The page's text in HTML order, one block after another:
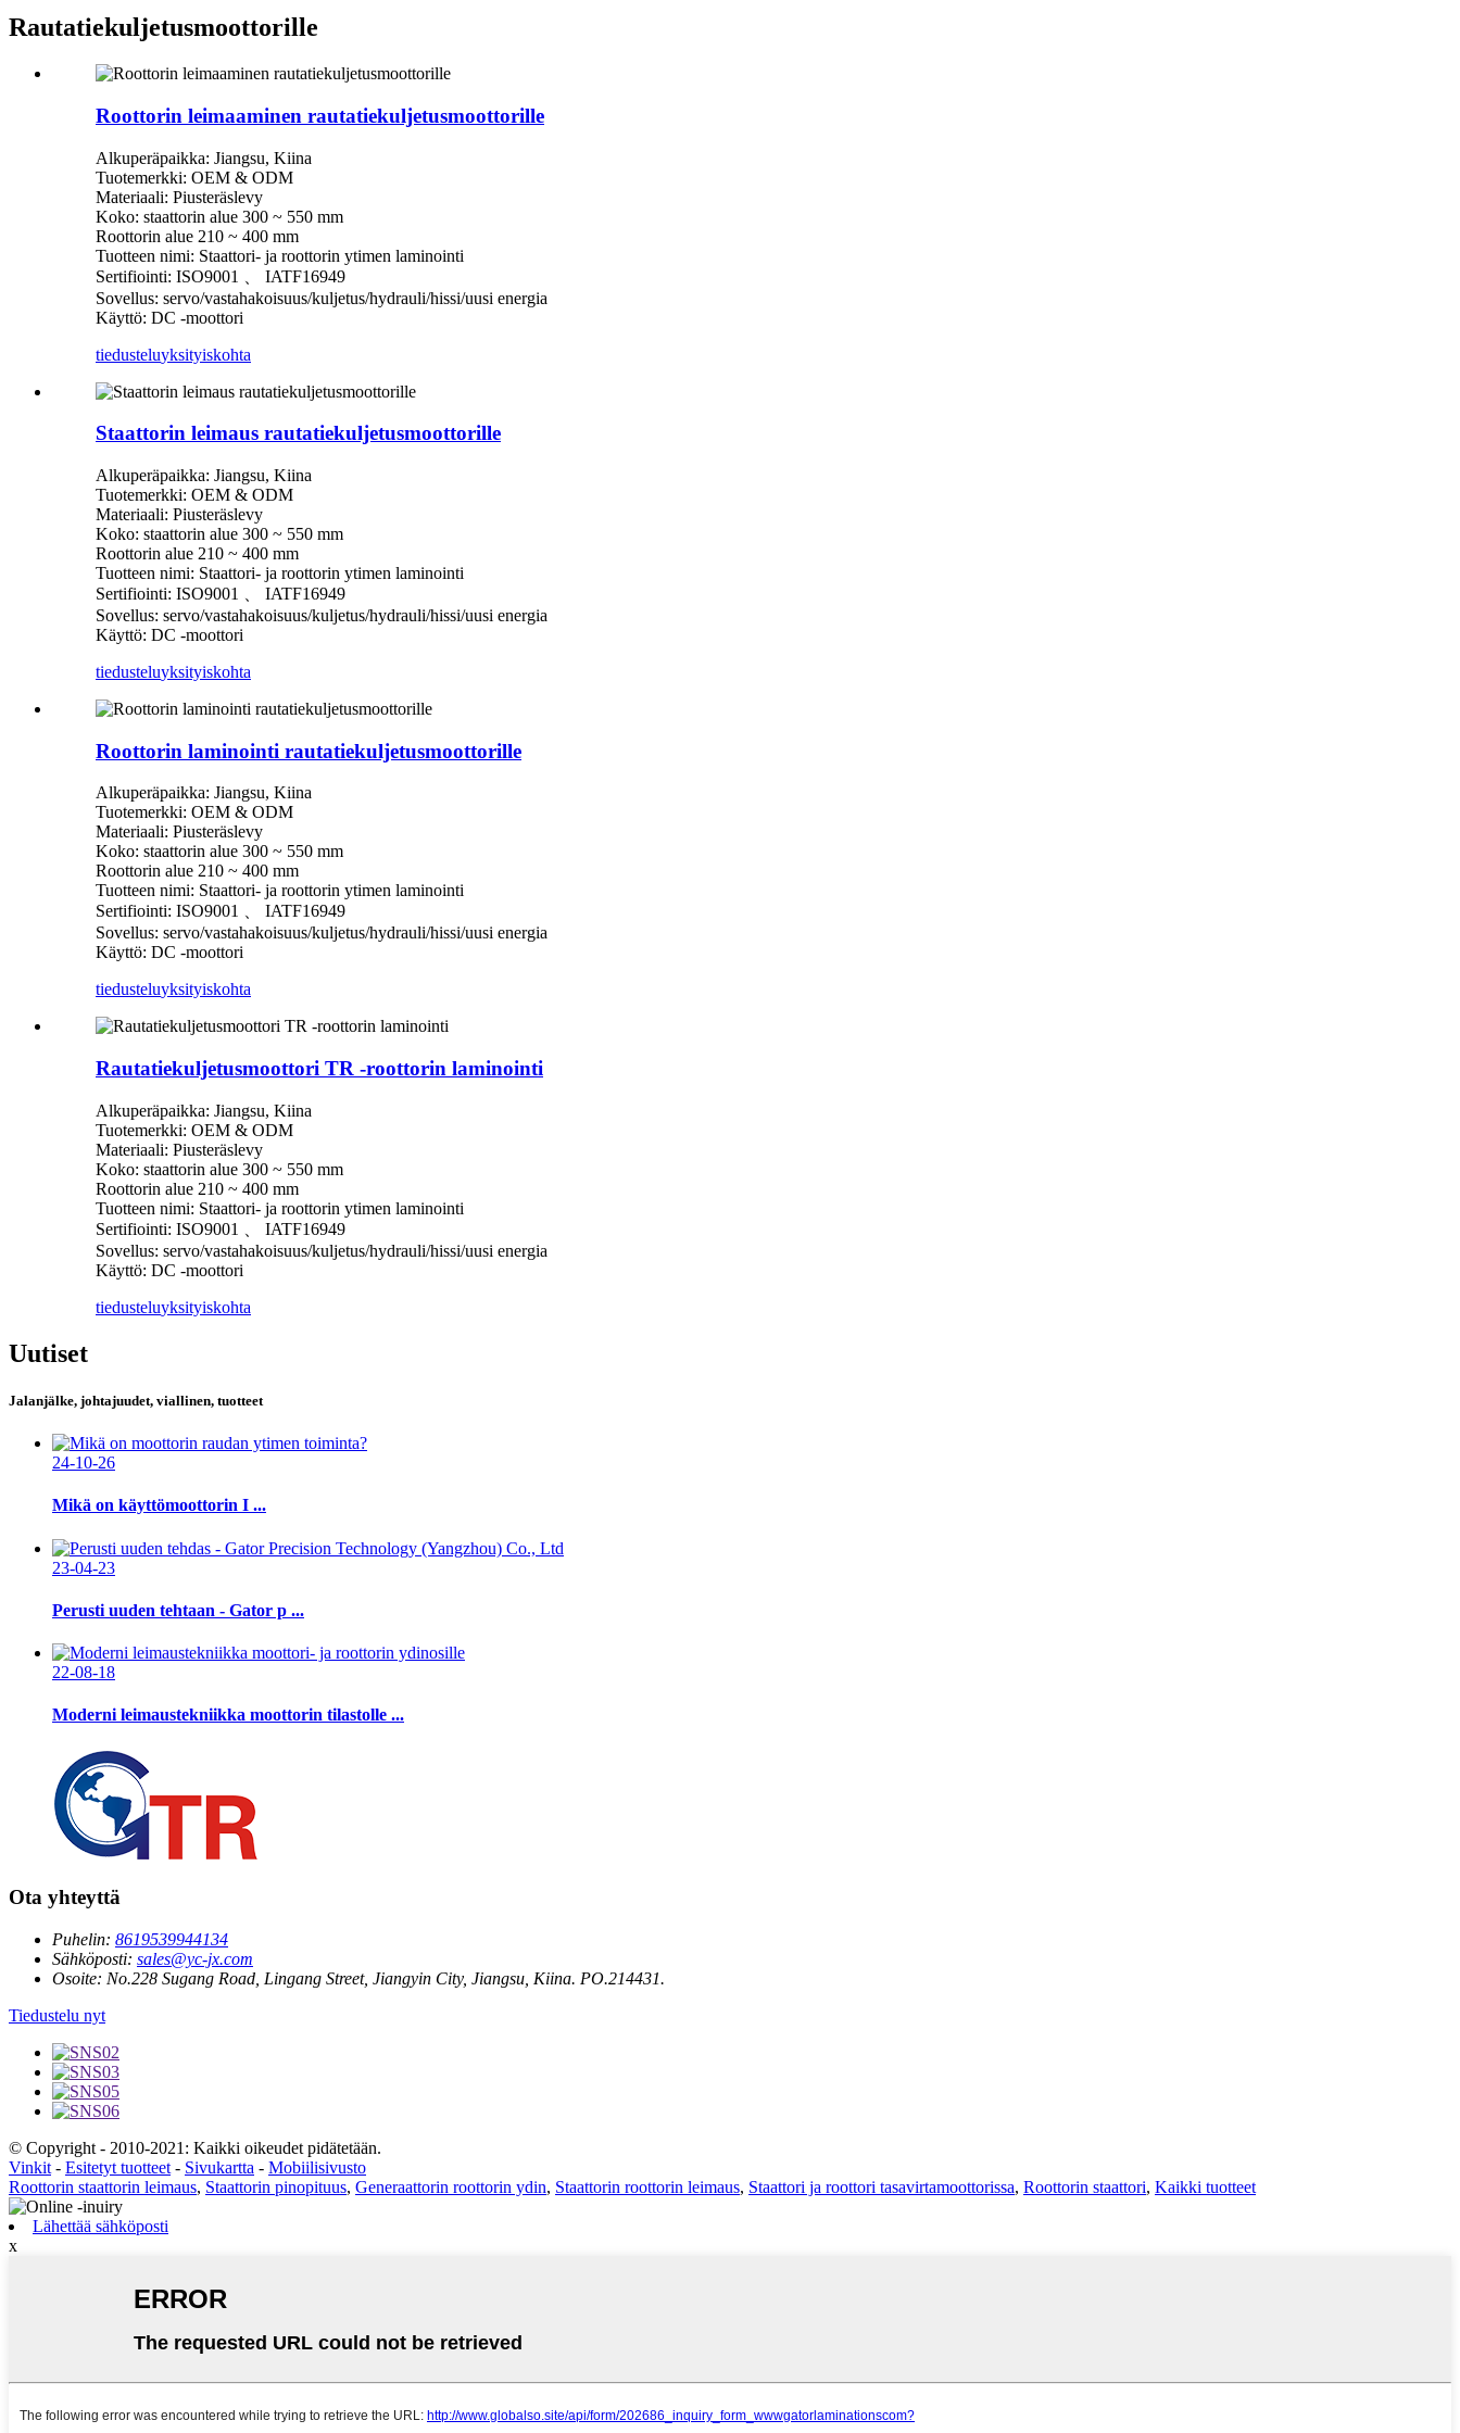
Rautatiekuljetusmoottorille
Roottorin leimaaminen rautatiekuljetusmoottorille
Alkuperäpaikka: Jiangsu, Kiina
Tuotemerkki: OEM & ODM
Materiaali: Piusteräslevy
Koko: staattorin alue 300 ~ 550 mm
Roottorin alue 210 ~ 400 mm
Tuotteen nimi: Staattori- ja roottorin ytimen laminointi
Sertifiointi: ISO9001 、 IATF16949
Sovellus: servo/vastahakoisuus/kuljetus/hydrauli/hissi/uusi energia
Käyttö: DC -moottori
tiedusteluyksityiskohta
Staattorin leimaus rautatiekuljetusmoottorille
Alkuperäpaikka: Jiangsu, Kiina
Tuotemerkki: OEM & ODM
Materiaali: Piusteräslevy
Koko: staattorin alue 300 ~ 550 mm
Roottorin alue 210 ~ 400 mm
Tuotteen nimi: Staattori- ja roottorin ytimen laminointi
Sertifiointi: ISO9001 、 IATF16949
Sovellus: servo/vastahakoisuus/kuljetus/hydrauli/hissi/uusi energia
Käyttö: DC -moottori
tiedusteluyksityiskohta
Roottorin laminointi rautatiekuljetusmoottorille
Alkuperäpaikka: Jiangsu, Kiina
Tuotemerkki: OEM & ODM
Materiaali: Piusteräslevy
Koko: staattorin alue 300 ~ 550 mm
Roottorin alue 210 ~ 400 mm
Tuotteen nimi: Staattori- ja roottorin ytimen laminointi
Sertifiointi: ISO9001 、 IATF16949
Sovellus: servo/vastahakoisuus/kuljetus/hydrauli/hissi/uusi energia
Käyttö: DC -moottori
tiedusteluyksityiskohta
Rautatiekuljetusmoottori TR -roottorin laminointi
Alkuperäpaikka: Jiangsu, Kiina
Tuotemerkki: OEM & ODM
Materiaali: Piusteräslevy
Koko: staattorin alue 300 ~ 550 mm
Roottorin alue 210 ~ 400 mm
Tuotteen nimi: Staattori- ja roottorin ytimen laminointi
Sertifiointi: ISO9001 、 IATF16949
Sovellus: servo/vastahakoisuus/kuljetus/hydrauli/hissi/uusi energia
Käyttö: DC -moottori
tiedusteluyksityiskohta
Uutiset
Jalanjälke, johtajuudet, viallinen, tuotteet
24-10-26
Mikä on käyttömoottorin I ...
23-04-23
Perusti uuden tehtaan - Gator p ...
22-08-18
Moderni leimaustekniikka moottorin tilastolle ...
Ota yhteyttä
Puhelin: 8619539944134
Sähköposti: sales@yc-jx.com
Osoite: No.228 Sugang Road, Lingang Street, Jiangyin City, Jiangsu, Kiina. PO.214431.
Tiedustelu nyt
© Copyright - 2010-2021: Kaikki oikeudet pidätetään.
Vinkit - Esitetyt tuotteet - Sivukartta - Mobiilisivusto
Roottorin staattorin leimaus, Staattorin pinopituus, Generaattorin roottorin ydin, Staattorin roottorin leimaus, Staattori ja roottori tasavirtamoottorissa, Roottorin staattori, Kaikki tuotteet
Lähettää sähköposti
x